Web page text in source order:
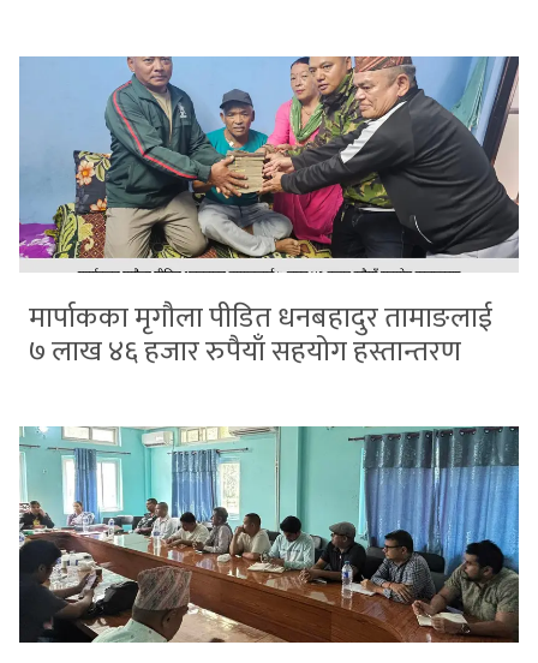
मार्पाकका मृगौला पीडित धनबहादुर तामाङलाई
७ लाख ४६ हजार रुपैयाँ सहयोग हस्तान्तरण